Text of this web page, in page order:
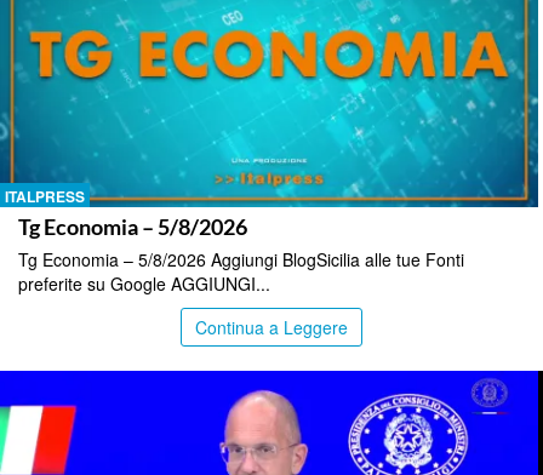
ITALPRESS
Tg Economia – 5/8/2026
Tg Economia – 5/8/2026 Aggiungi BlogSicilia alle tue Fonti
preferite su Google AGGIUNGI...
Continua a Leggere